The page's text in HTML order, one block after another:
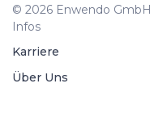
© 2026 Enwendo GmbH
Infos
Karriere
Über Uns